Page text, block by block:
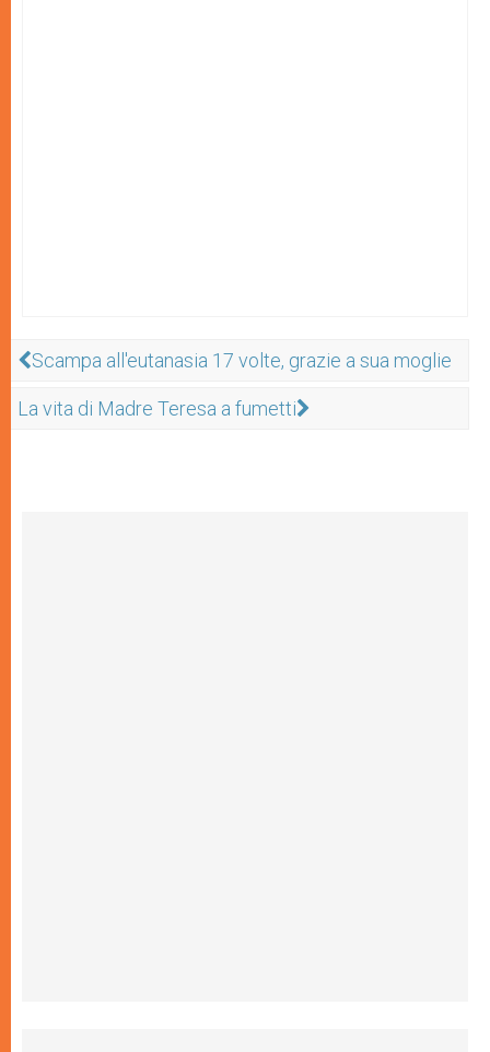
Scampa all'eutanasia 17 volte, grazie a sua moglie
La vita di Madre Teresa a fumetti